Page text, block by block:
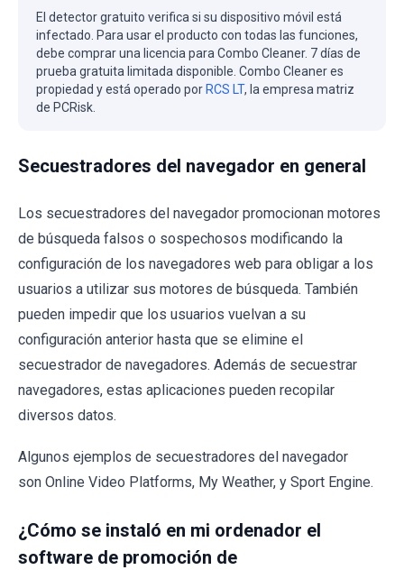
El detector gratuito verifica si su dispositivo móvil está
infectado. Para usar el producto con todas las funciones,
debe comprar una licencia para Combo Cleaner. 7 días de
prueba gratuita limitada disponible. Combo Cleaner es
propiedad y está operado por RCS LT, la empresa matriz
de PCRisk.
Secuestradores del navegador en general
Los secuestradores del navegador promocionan motores
de búsqueda falsos o sospechosos modificando la
configuración de los navegadores web para obligar a los
usuarios a utilizar sus motores de búsqueda. También
pueden impedir que los usuarios vuelvan a su
configuración anterior hasta que se elimine el
secuestrador de navegadores. Además de secuestrar
navegadores, estas aplicaciones pueden recopilar
diversos datos.
Algunos ejemplos de secuestradores del navegador
son Online Video Platforms, My Weather, y Sport Engine.
¿Cómo se instaló en mi ordenador el
software de promoción de